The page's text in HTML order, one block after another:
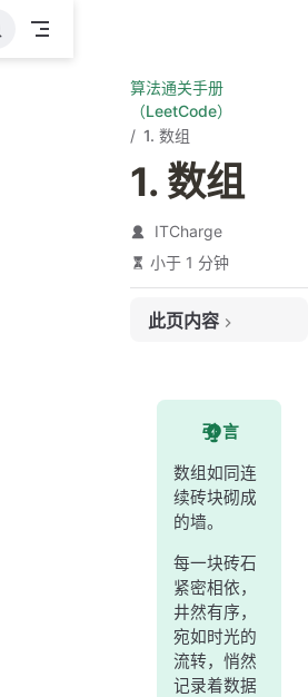
算法通关手册
（LeetCode）
1. 数组
1. 数组
ITCharge
小于 1 分钟
此页内容
引 言
数组如同连
续砖块砌成
的墙。
每一块砖石
紧密相依，
井然有序，
宛如时光的
流转，悄然
记录着数据